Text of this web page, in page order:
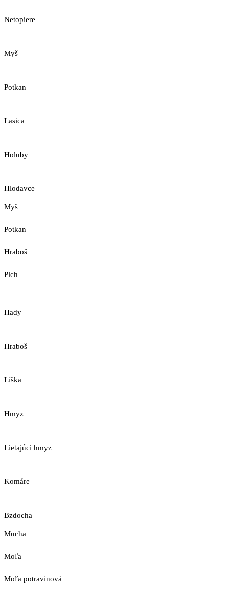
Netopiere
Myš
Potkan
Lasica
Holuby
Hlodavce
Myš
Potkan
Hraboš
Plch
Hady
Hraboš
Líška
Hmyz
Lietajúci hmyz
Komáre
Bzdocha
Mucha
Moľa
Moľa potravinová